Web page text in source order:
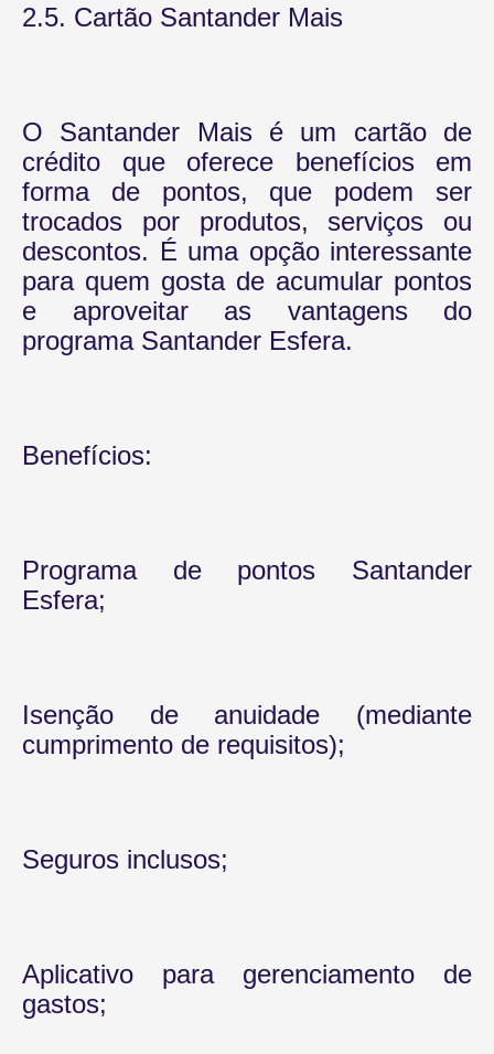
2.5. Cartão Santander Mais
O Santander Mais é um cartão de
crédito que oferece benefícios em
forma de pontos, que podem ser
trocados por produtos, serviços ou
descontos. É uma opção interessante
para quem gosta de acumular pontos
e aproveitar as vantagens do
programa Santander Esfera.
Benefícios:
Programa de pontos Santander
Esfera;
Isenção de anuidade (mediante
cumprimento de requisitos);
Seguros inclusos;
Aplicativo para gerenciamento de
gastos;